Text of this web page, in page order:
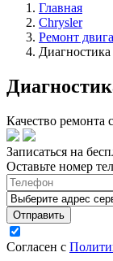
Главная
Chrysler
Ремонт
Качество ремонта
Записаться на
Оставьте номер
Согласен с